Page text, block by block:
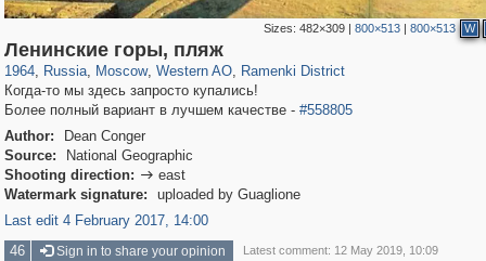
Sizes: 482×309| 800×513| 800×513 W
Ленинские горы, пляж
1964, Russia
1,407,375 29,248
, Moscow
319,882 8,286
, Western AO
27,131 310
, Ramenki District
5,677
Когда-то мы здесь запросто купались!
Более полный вариант в лучшем качестве - #558805
Author:
Dean Conger
Source:
National Geographic
Shooting direction:  east
Watermark signature:
uploaded by Guaglione
Last edit 4 February 2017, 14:00
46
Sign in to share your opinion Latest comment: 12 May 2019, 10:09